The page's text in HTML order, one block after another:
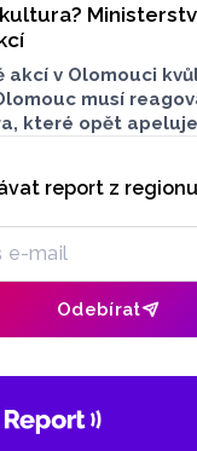
akcí v Olomouci
musí
které opět
Tichák (Piráti),
rokem přísnější
report z
Odebírat